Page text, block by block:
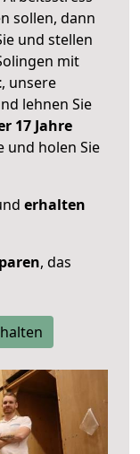
sollen, dann
und stellen
mit
, unsere
lehnen Sie
17 Jahre
und holen Sie
erhalten
, das